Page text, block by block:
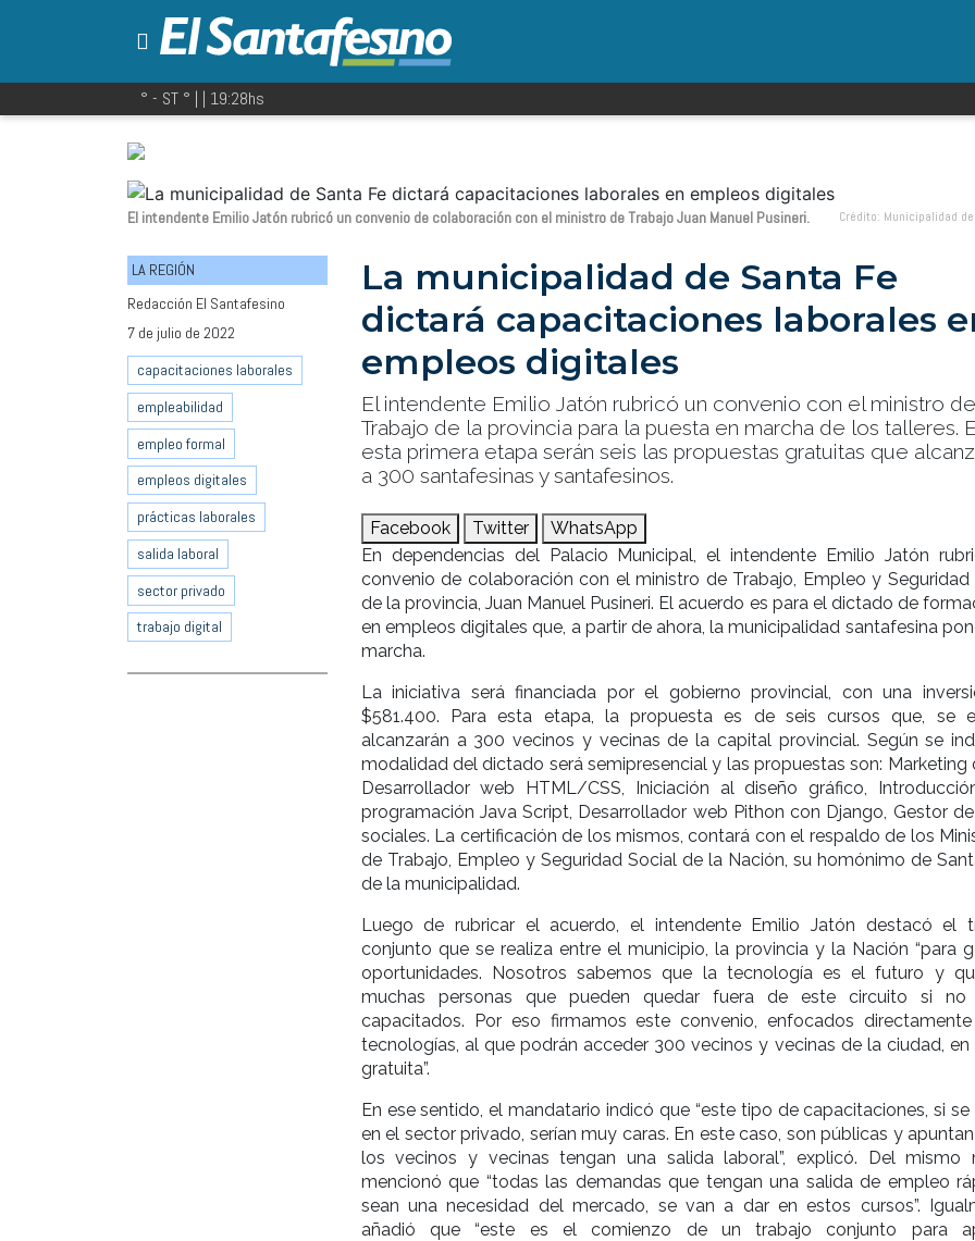
° - ST ° | | 19:28hs
El intendente Emilio Jatón rubricó un convenio de colaboración con el ministro de Trabajo Juan Manuel Pusineri. Crédito: Municipalidad
LA REGIÓN
Redacción El Santafesino
7 de julio de 2022
capacitaciones laborales
empleabilidad
empleo formal
empleos digitales
prácticas laborales
salida laboral
sector privado
trabajo digital
La municipalidad de Santa Fe
dictará capacitaciones laborales
empleos digitales
El intendente Emilio Jatón rubricó un convenio con el ministro de
Trabajo de la provincia para la puesta en marcha de los talleres.
esta primera etapa serán seis las propuestas gratuitas que
a 300 santafesinas y santafesinos.
Facebook Twitter
WhatsApp
En dependencias del Palacio Municipal, el intendente Emilio Jatón
convenio de colaboración con el ministro de Trabajo, Empleo y Seguridad
de la provincia, Juan Manuel Pusineri. El acuerdo es para el dictado de
en empleos digitales que, a partir de ahora, la municipalidad santafesina
marcha.
La iniciativa será financiada por el gobierno provincial, con una
$581.400. Para esta etapa, la propuesta es de seis cursos que, se
alcanzarán a 300 vecinos y vecinas de la capital provincial. Según se
modalidad del dictado será semipresencial y las propuestas son: Marketing
Desarrollador web HTML/CSS, Iniciación al diseño gráfico,
programación Java Script, Desarrollador web Pithon con Django, Gestor
sociales. La certificación de los mismos, contará con el respaldo de los
de Trabajo, Empleo y Seguridad Social de la Nación, su homónimo de
de la municipalidad.
Luego de rubricar el acuerdo, el intendente Emilio Jatón destacó el
conjunto que se realiza entre el municipio, la provincia y la Nación “para
oportunidades. Nosotros sabemos que la tecnología es el futuro y
muchas personas que pueden quedar fuera de este circuito si no
capacitados. Por eso firmamos este convenio, enfocados
tecnologías, al que podrán acceder 300 vecinos y vecinas de la ciudad, en
gratuita”.
En ese sentido, el mandatario indicó que “este tipo de capacitaciones, si se
en el sector privado, serían muy caras. En este caso, son públicas y
los vecinos y vecinas tengan una salida laboral”, explicó. Del mismo
mencionó que “todas las demandas que tengan una salida de empleo
sean una necesidad del mercado, se van a dar en estos cursos”.
añadió que “este es el comienzo de un trabajo conjunto para